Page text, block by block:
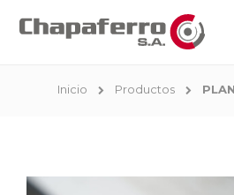
Inicio Productos